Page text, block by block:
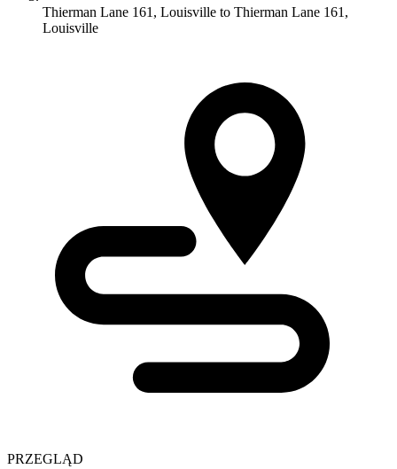
Thierman Lane 161, Louisville to Thierman Lane 161,
Louisville
PRZEGLĄD